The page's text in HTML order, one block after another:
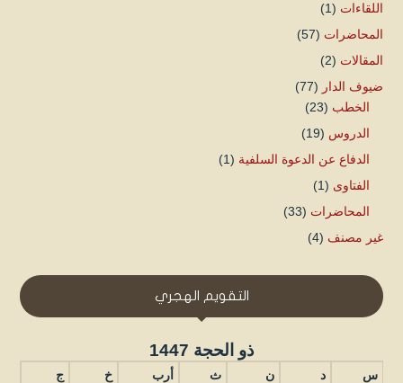
اللقاءات (1)
المحاضرات (57)
المقالات (2)
ضيوف الدار (77)
الخطب (23)
الدروس (19)
الدفاع عن الدعوة السلفية (1)
الفتاوى (1)
المحاضرات (33)
غير مصنف (4)
التقويم الهجري
ذو الحجة 1447
س د ن ث أرب خ ج